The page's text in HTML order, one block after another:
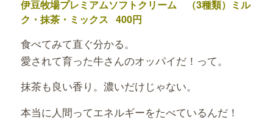
伊豆牧場プレミアムソフトクリーム （3種類）ミル
ク・抹茶・ミックス 400円
食べてみて直ぐ分かる。
愛されて育った牛さんのオッパイだ！って。
抹茶も良い香り。濃いだけじゃない。
本当に人間ってエネルギーをたべているんだ！